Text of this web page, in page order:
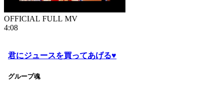
OFFICIAL FULL MV
4:08
君にジュースを買ってあげる♥
グループ魂